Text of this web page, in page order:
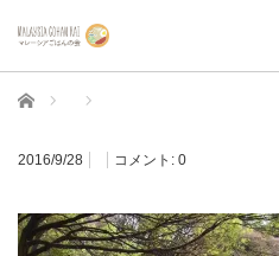
ホーム
2016/9/28 コメント: 0